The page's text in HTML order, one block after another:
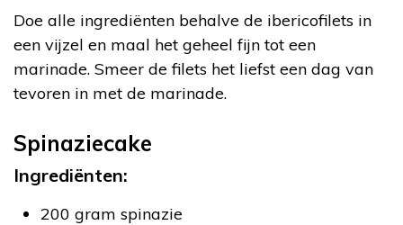
Doe alle ingrediënten behalve de ibericofilets in
een vijzel en maal het geheel fijn tot een
marinade. Smeer de filets het liefst een dag van
tevoren in met de marinade.
Spinaziecake
Ingrediënten:
200 gram spinazie